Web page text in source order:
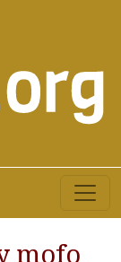
mofo